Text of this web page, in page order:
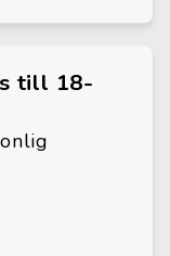
till 18-